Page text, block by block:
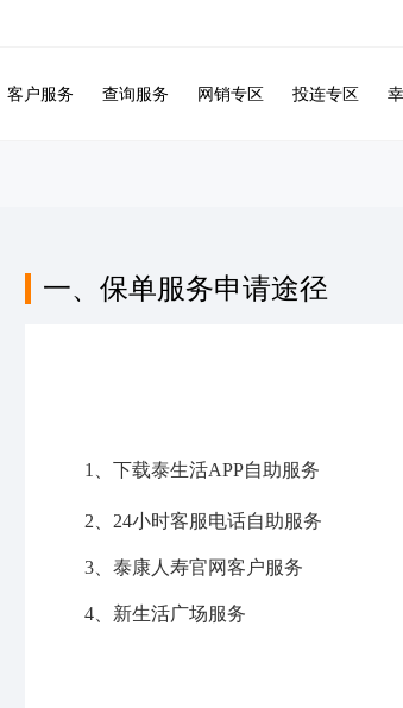
客户服务 查询服务 网销专区 投连专区
一、保单服务申请途径
1、下载泰生活APP自助服务
2、24小时客服电话自助服务
3、泰康人寿官网客户服务
4、新生活广场服务